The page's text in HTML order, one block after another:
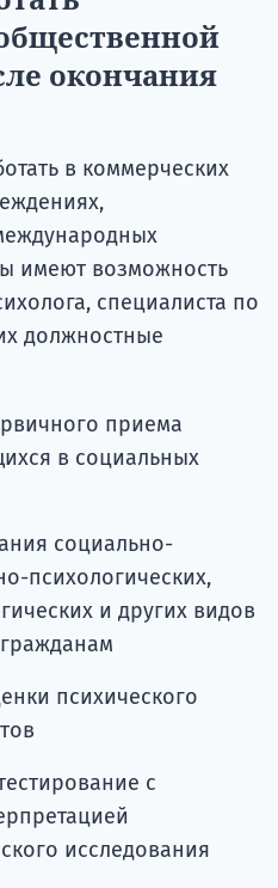
окончания
в коммерческих
имеют возможность
специалиста по
должностные
приема
в социальных
социально-
психологических,
и других видов
психического
с
исследования